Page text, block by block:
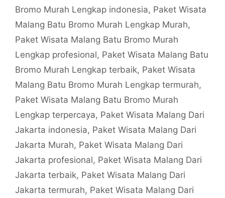
Bromo Murah Lengkap indonesia, Paket Wisata
Malang Batu Bromo Murah Lengkap Murah,
Paket Wisata Malang Batu Bromo Murah
Lengkap profesional, Paket Wisata Malang Batu
Bromo Murah Lengkap terbaik, Paket Wisata
Malang Batu Bromo Murah Lengkap termurah,
Paket Wisata Malang Batu Bromo Murah
Lengkap terpercaya, Paket Wisata Malang Dari
Jakarta indonesia, Paket Wisata Malang Dari
Jakarta Murah, Paket Wisata Malang Dari
Jakarta profesional, Paket Wisata Malang Dari
Jakarta terbaik, Paket Wisata Malang Dari
Jakarta termurah, Paket Wisata Malang Dari